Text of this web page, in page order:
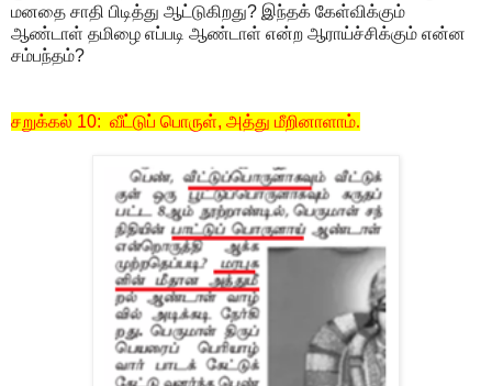
மனதை சாதி பிடித்து ஆட்டுகிறது? இந்தக் கேள்விக்கும்
ஆண்டாள் தமிழை எப்படி ஆண்டாள் என்ற ஆராய்ச்சிக்கும் என்ன
சம்பந்தம்?
சறுக்கல் 10: வீட்டுப் பொருள், அத்து மீறினாளாம்.